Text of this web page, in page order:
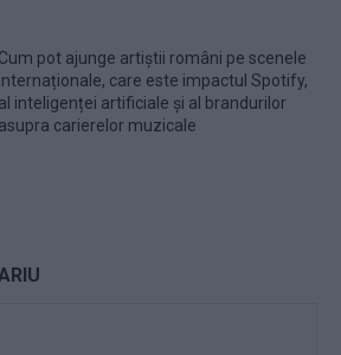
Cum pot ajunge artiștii români pe scenele
internaționale, care este impactul Spotify,
al inteligenței artificiale și al brandurilor
asupra carierelor muzicale